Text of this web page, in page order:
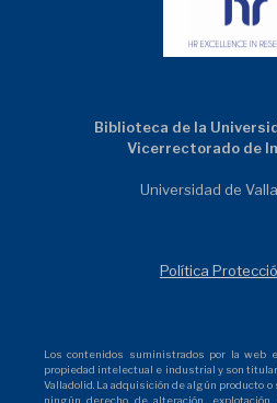
Biblioteca de la
Vicerrectorado de
Universidad de
Política
Los contenidos suministrados por la web
propiedad intelectual e industrial y son
Valladolid. La adquisición de algún producto
ningún derecho de alteración,